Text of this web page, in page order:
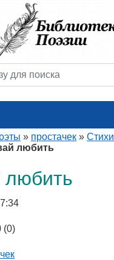
» простачек » Стихи
любить
(0)